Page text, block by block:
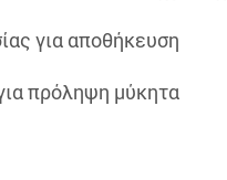
για αποθήκευση
πρόληψη μύκητα